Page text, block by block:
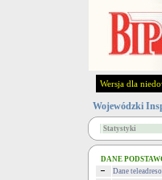
Wersja dla
Wojewódzki
Statystyki
DANE
Dane